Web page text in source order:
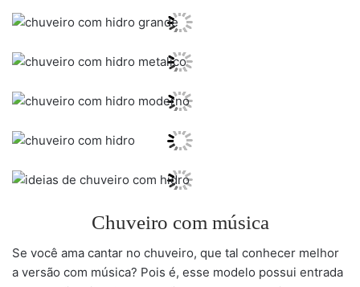
Chuveiro com música
Se você ama cantar no chuveiro, que tal conhecer melhor
a versão com música? Pois é, esse modelo possui entrada